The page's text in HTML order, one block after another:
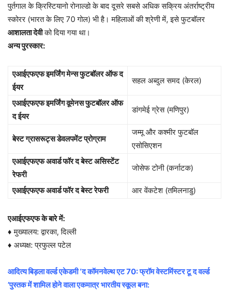
पुर्तगाल के क्रिस्टियानो रोनाल्डो के बाद दूसरे सबसे अधिक सक्रिय अंतर्राष्ट्रीय
स्कोरर (भारत के लिए 70 गोल) भी है। महिलाओं की श्रेणी में, इसे फुटबॉलर
आशालता देवीको दिया गया था।
अन्य पुरस्कार:
एआईएफएफ इमर्जिंग मेन्स फुटबॉलर ऑफ द
ईयर
सहल अब्दुल समद (केरल)
एआईएफएफ इमर्जिंग वूमेनस फुटबॉलर ऑफ
द ईयर
डांगमेई ग्रेस (मणिपुर)
बेस्ट ग्रासरूट्स डेवलपमेंट प्रोग्राम
जम्मू और कश्मीर फुटबॉल
एसोसिएशन
एआईएफएफ अवार्ड फॉर द बेस्ट असिस्टेंट
रेफरी
जोसेफ टोनी (कर्नाटक)
एआईएफएफ अवार्ड फॉर द बेस्ट रेफरी आर वेंकटेश (तमिलनाडु)
एआईएफएफ के बारे में:
♦ मुख्यालय: द्वारका, दिल्ली
♦ अध्यक्ष: प्रफुल्ल पटेल
आदित्य बिड़ला वर्ल्ड एकेडमी ‘द कॉमनवेल्थ एट 70: फ्रॉम वेस्टमिंस्टर टू द वर्ल्ड
’पुस्तक में शामिल होने वाला एकमात्र भारतीय स्कूल बना: